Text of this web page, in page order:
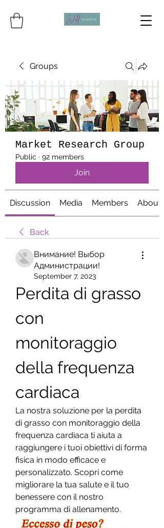
Groups
Market Research Group
Public · 92 members
Join
Discussion Media Members About
Back
Внимание! Выбор
Администрации!
September 7, 2023
Perdita di grasso
con
monitoraggio
della frequenza
cardiaca
La nostra soluzione per la perdita
di grasso con monitoraggio della
frequenza cardiaca ti aiuta a
raggiungere i tuoi obiettivi di forma
fisica in modo efficace e
personalizzato. Scopri come
migliorare la tua salute e il tuo
benessere con il nostro
programma di allenamento.